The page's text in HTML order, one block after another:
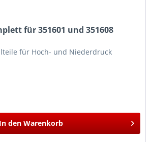
für 351601 und 351608
für Hoch- und Niederdruck
In den Warenkorb